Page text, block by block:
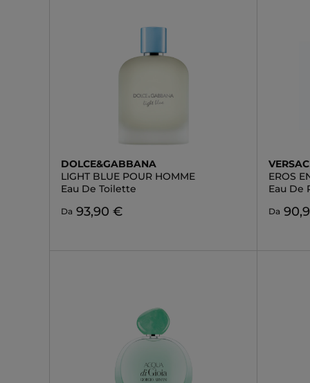
DOLCE&GABBANA
LIGHT BLUE POUR HOMME
Eau De Toilette
Da 93,90 €
EROS
Eau De
Da